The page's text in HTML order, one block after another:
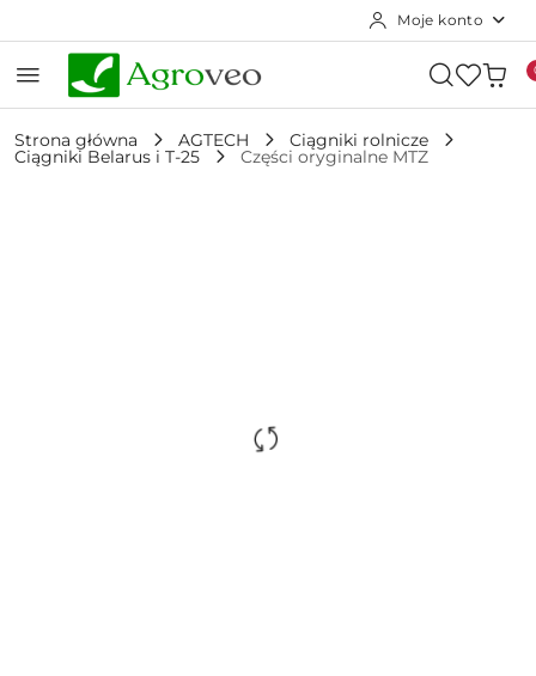
Moje konto
Strona główna AGTECH Ciągniki rolnicze
Ciągniki Belarus i T-25 Części oryginalne MTZ